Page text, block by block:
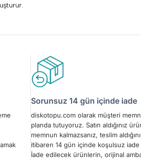
Sorunsuz 14 gün içinde iade
diskotopu.com olarak müşteri
planda tutuyoruz. Satın aldığınız
memnun kalmazsanız, teslim
itibaren 14 gün içinde koşulsuz
İade edilecek ürünlerin, orijinal